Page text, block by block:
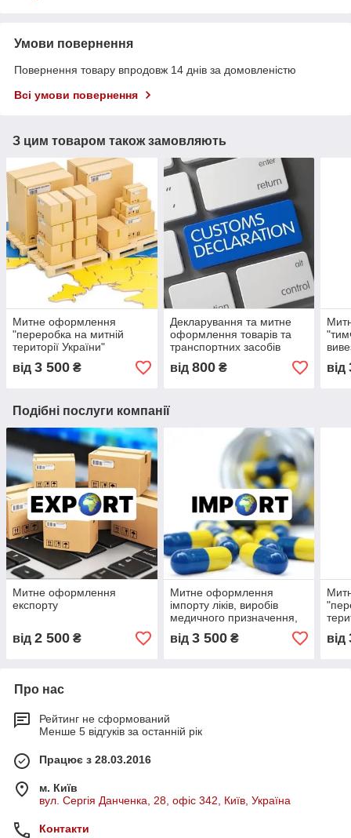
Умови повернення
Повернення товару впродовж 14 днів за домовленістю
Всі умови повернення
З цим товаром також замовляють
Митне оформлення
"переробка на митній
території України"
від 3 500 ₴
Декларування та митне
оформлення товарів та
транспортних засобів
від 800₴ від
Подібні послуги компанії
Митне оформлення
експорту
від 2 500 ₴
Митне оформлення
імпорту ліків, виробів
медичного призначення,
від 3 500₴ від
Про нас
Рейтинг не сформований
Менше 5 відгуків за останній рік
Працює з 28.03.2016
м. Київ
вул. Сергія Данченка, 28, офіс 342, Київ, Україна
Контакти